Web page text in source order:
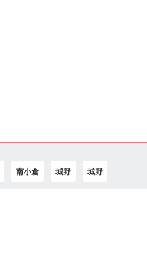
南小倉 城野 城野